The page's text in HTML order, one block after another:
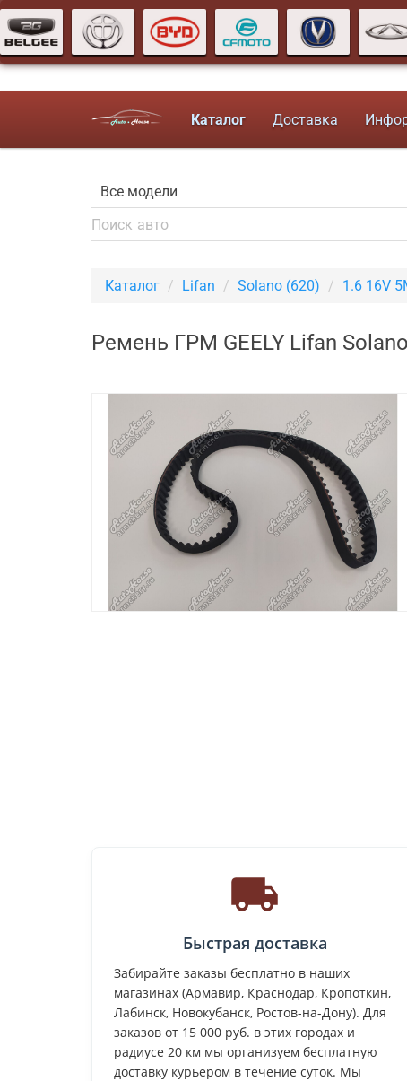
Каталог Доставка
Каталог Lifan Solano (620) 1.6 16V
Ремень ГРМ GEELY Lifan
Быстрая доставка
Забирайте заказы бесплатно в наших
магазинах (Армавир, Краснодар, Кропоткин,
Лабинск, Новокубанск, Ростов-на-Дону). Для
заказов от 15 000 руб. в этих городах и
радиусе 20 км мы организуем бесплатную
доставку курьером в течение суток. Мы